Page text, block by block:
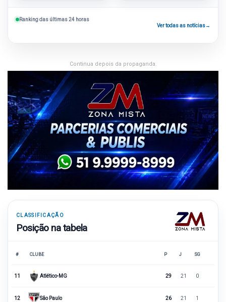
Ranking das últimas 24 horas
Ver todas as notícias→
Continua depois da propaganda.
CLASSIFICAÇÃO
Posição na tabela
# CLUBE P J SG
11 Atlético-MG 29 21 0
12 São Paulo 26 21 1